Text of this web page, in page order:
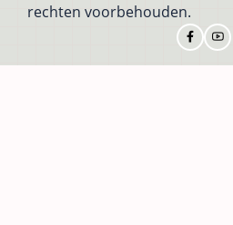
rechten voorbehouden.